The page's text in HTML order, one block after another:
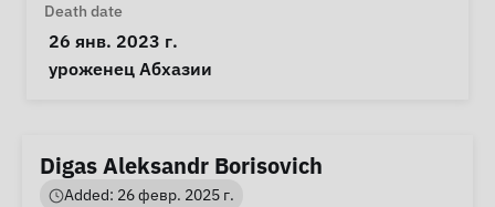
Death date
26 янв. 2023 г.
Notes
уроженец Абхазии
Digas Aleksandr Borisovich
Added: 26 февр. 2025 г.